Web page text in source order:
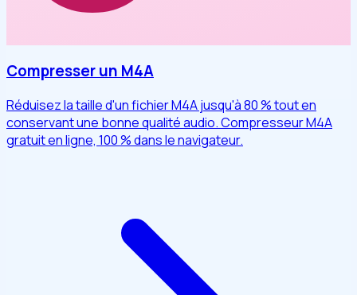
Compresser un M4A
Réduisez la taille d'un fichier M4A jusqu'à 80 % tout en
conservant une bonne qualité audio. Compresseur M4A
gratuit en ligne, 100 % dans le navigateur.